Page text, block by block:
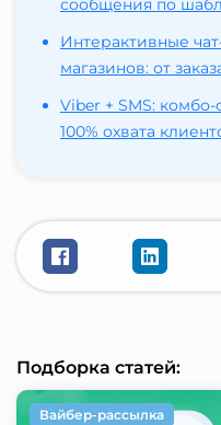
сообщения по
Интерактивные
магазинов: от
Viber + SMS:
100% охвата
Подборка статей:
Вайбер-рассылка